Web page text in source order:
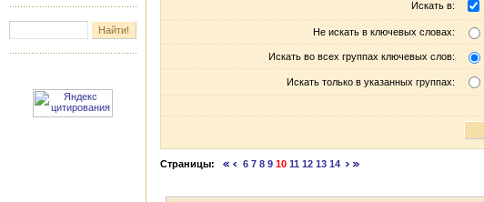
Искать в:
Не искать в ключевых словах:
Искать во всех группах ключевых слов:
Искать только в указанных группах:
Страницы: 6 7 8 9 10 11 12 13 14